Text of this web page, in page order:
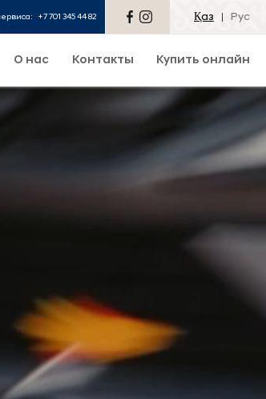
+7 701 345 44 82 Қаз Рус
О нас Контакты Купить онлайн